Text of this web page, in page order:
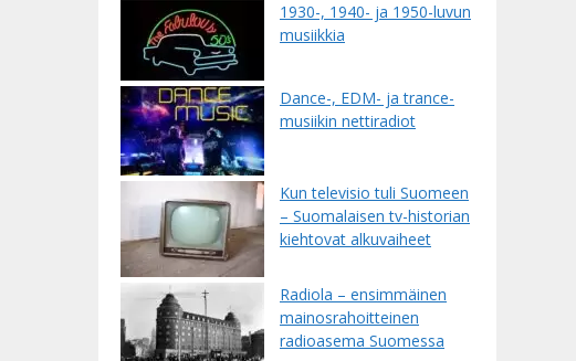
1930-, 1940- ja 1950-luvun
musiikkia
Dance-, EDM- ja trance-
musiikin nettiradiot
Kun televisio tuli Suomeen
– Suomalaisen tv-historian
kiehtovat alkuvaiheet
Radiola – ensimmäinen
mainosrahoitteinen
radioasema Suomessa